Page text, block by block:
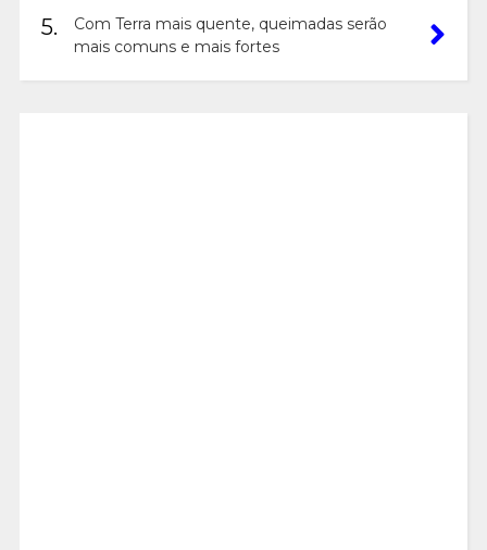
5.
Com Terra mais quente, queimadas serão
mais comuns e mais fortes